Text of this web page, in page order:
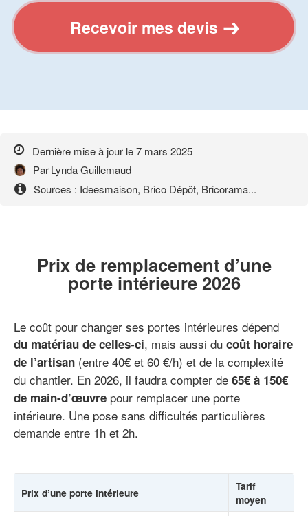
Recevoir mes devis
Dernière mise à jour le7 mars 2025
ParLynda Guillemaud
Sources : Ideesmaison, Brico Dépôt, Bricorama...
Prix de remplacement d’une
porte intérieure 2026
Le coût pour changer ses portes intérieures dépend
du matériau de celles-ci, mais aussi du coût horaire
de l’artisan (entre 40€ et 60 €/h) et de la complexité
du chantier. En 2026, il faudra compter de 65€ à 150€
de main-d’œuvre pour remplacer une porte
intérieure. Une pose sans difficultés particulières
demande entre 1h et 2h.
Prix d’une porte intérieure
Tarif
moyen